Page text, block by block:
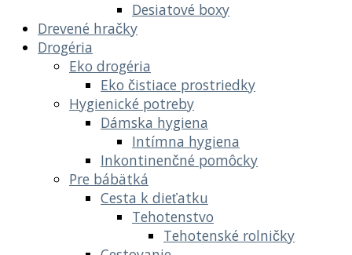
Desiatové boxy
Drevené hračky
Drogéria
Eko drogéria
Eko čistiace prostriedky
Hygienické potreby
Dámska hygiena
Intímna hygiena
Inkontinenčné pomôcky
Pre bábätká
Cesta k dieťatku
Tehotenstvo
Tehotenské rolničky